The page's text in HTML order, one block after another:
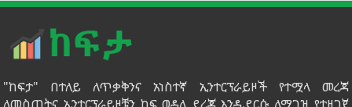
"ከፍታ" በተለይ ለጥቃቅንና አነስተኛ ኢንተርፕራይዞች የተሟላ መረጃ